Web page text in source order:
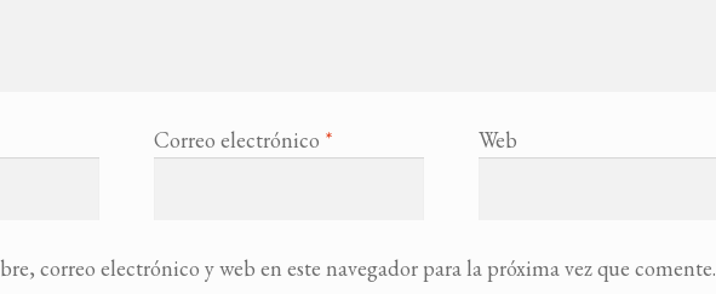
Correo electrónico * Web
correo electrónico y web en este navegador para la próxima vez que comente.